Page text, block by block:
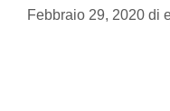
Febbraio 29, 2020 di